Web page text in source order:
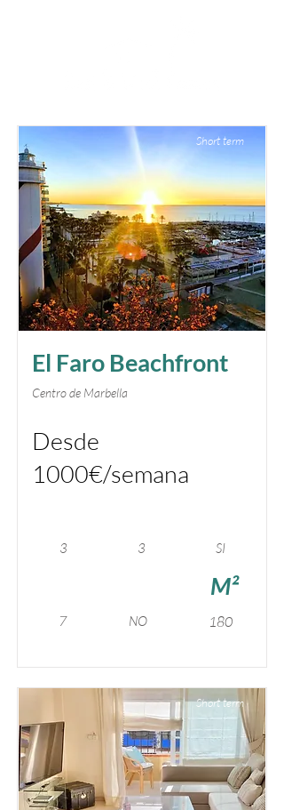
Short term
El Faro Beachfront
Centro de Marbella
Desde
1000€/semana
3
7
3
NO
SI
M²
180
Short term